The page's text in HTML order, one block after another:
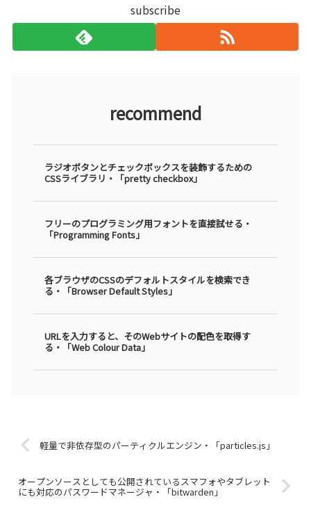
subscribe
recommend
ラジオボタンとチェックボックスを装飾するための
CSSライブラリ・「pretty checkbox」
フリーのプログラミング用フォントを直接試せる・
「Programming Fonts」
各ブラウザのCSSのデフォルトスタイルを検索でき
る・「Browser Default Styles」
URLを入力すると、そのWebサイトの配色を取得す
る・「Web Colour Data」
軽量で非依存型のパーティクルエンジン・「particles.js」
オープンソースとしても公開されているスマフォやタブレット
にも対応のパスワードマネージャ・「bitwarden」